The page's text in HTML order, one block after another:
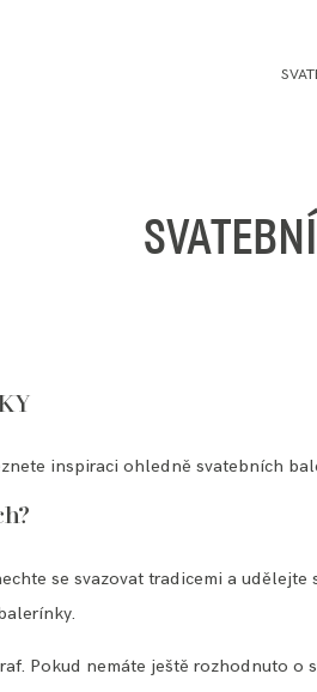
inspiraci ohledně svatebních
se svazovat tradicemi a
Pokud nemáte ještě rozhodnuto o